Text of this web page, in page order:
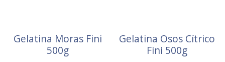
Gelatina Moras Fini
500g
Gelatina Osos Cítrico
Fini 500g